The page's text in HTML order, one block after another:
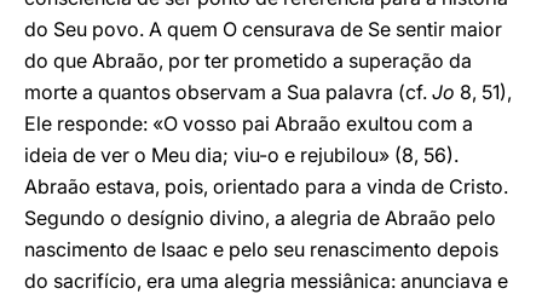
do Seu povo. A quem O censurava de Se sentir maior
do que Abraão, por ter prometido a superação da
morte a quantos observam a Sua palavra (cf. Jo 8, 51),
Ele responde: «O vosso pai Abraão exultou com a
ideia de ver o Meu dia; viu-o e rejubilou» (8, 56).
Abraão estava, pois, orientado para a vinda de Cristo.
Segundo o desígnio divino, a alegria de Abraão pelo
nascimento de Isaac e pelo seu renascimento depois
do sacrifício, era uma alegria messiânica: anunciava e